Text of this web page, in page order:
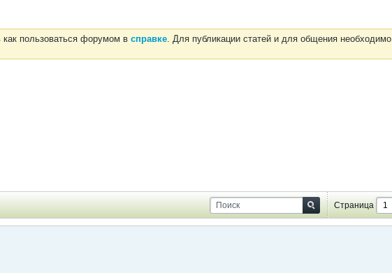
пользоваться форумом в справке. Для публикации статей и для общения необходимо
Страница